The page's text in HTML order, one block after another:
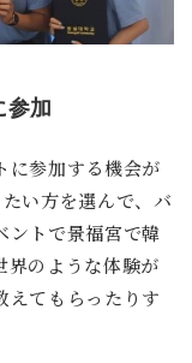
参加
に参加する機会が
い方を選んで、バ
ントで景福宮で韓
界のような体験が
えてもらったりす